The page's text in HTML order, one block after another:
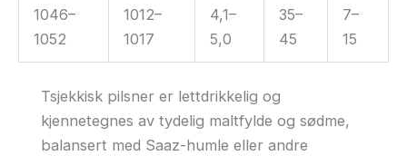
1046–
1052
1012–
1017
4,1–
5,0
35–
45
7–
15
Tsjekkisk pilsner er lettdrikkelig og
kjennetegnes av tydelig maltfylde og sødme,
balansert med Saaz-humle eller andre